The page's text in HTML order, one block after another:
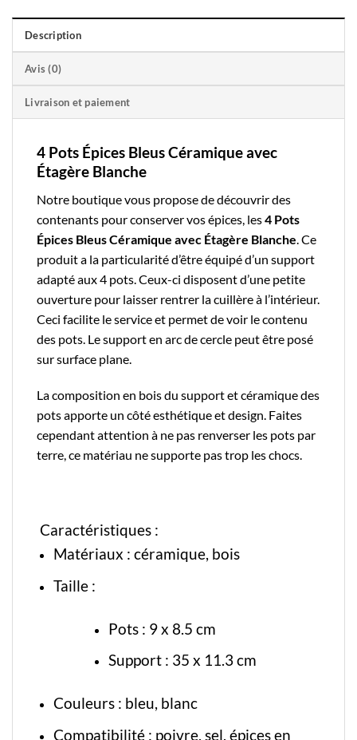
Description
Avis (0)
Livraison et paiement
4 Pots Épices Bleus Céramique avec
Étagère Blanche
Notre boutiquevous propose de découvrir des
contenants pour conserver vos épices, les4 Pots
Épices Bleus Céramique avec Étagère Blanche . Ce
produit a la particularité d’être équipé d’un support
adapté aux 4 pots. Ceux-ci disposent d’une petite
ouverture pour laisser rentrer la cuillère à l’intérieur.
Ceci facilite le service et permet de voir le contenu
des pots. Le support en arc de cercle peut être posé
sur surface plane.
La composition en bois du support et céramique des
pots apporte un côté esthétique et design. Faites
cependant attention à ne pas renverser les pots par
terre, ce matériau ne supporte pas trop les chocs.
Caractéristiques :
Matériaux : céramique, bois
Taille :
Pots : 9 x 8.5 cm
Support : 35 x 11.3 cm
Couleurs : bleu, blanc
Compatibilité : poivre, sel, épices en